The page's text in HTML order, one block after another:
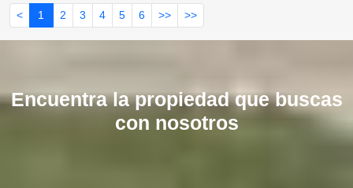
< 1 2 3 4 5 6 >> >>
Encuentra la propiedad que buscas
con nosotros